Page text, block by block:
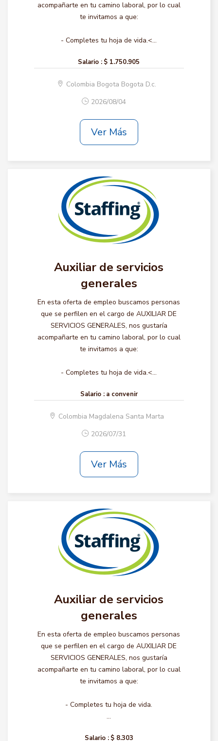
acompañarte en tu camino laboral, por lo cual
te invitamos a que:
- Completes tu hoja de vida.<...
Salario : $ 1.750.905
Colombia Bogota Bogota D.c.
2026/08/04
Ver Más
Auxiliar de servicios
generales
En esta oferta de empleo buscamos personas
que se perfilen en el cargo de AUXILIAR DE
SERVICIOS GENERALES, nos gustaría
acompañarte en tu camino laboral, por lo cual
te invitamos a que:
- Completes tu hoja de vida.<...
Salario : a convenir
Colombia Magdalena Santa Marta
2026/07/31
Ver Más
Auxiliar de servicios
generales
En esta oferta de empleo buscamos personas
que se perfilen en el cargo de AUXILIAR DE
SERVICIOS GENERALES, nos gustaría
acompañarte en tu camino laboral, por lo cual
te invitamos a que:
- Completes tu hoja de vida.
...
Salario : $ 8.303